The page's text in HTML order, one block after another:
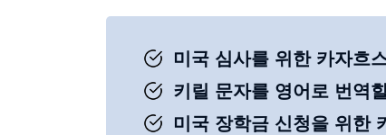
미국 심사를 위한 카자흐
키릴 문자를 영어로 번역
미국 장학금 신청을 위한